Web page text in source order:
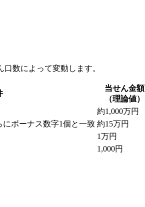
数によって変動します。
当せん金額
（理論値）
約1,000万円
ボーナス数字1個と一致 約15万円
1万円
1,000円